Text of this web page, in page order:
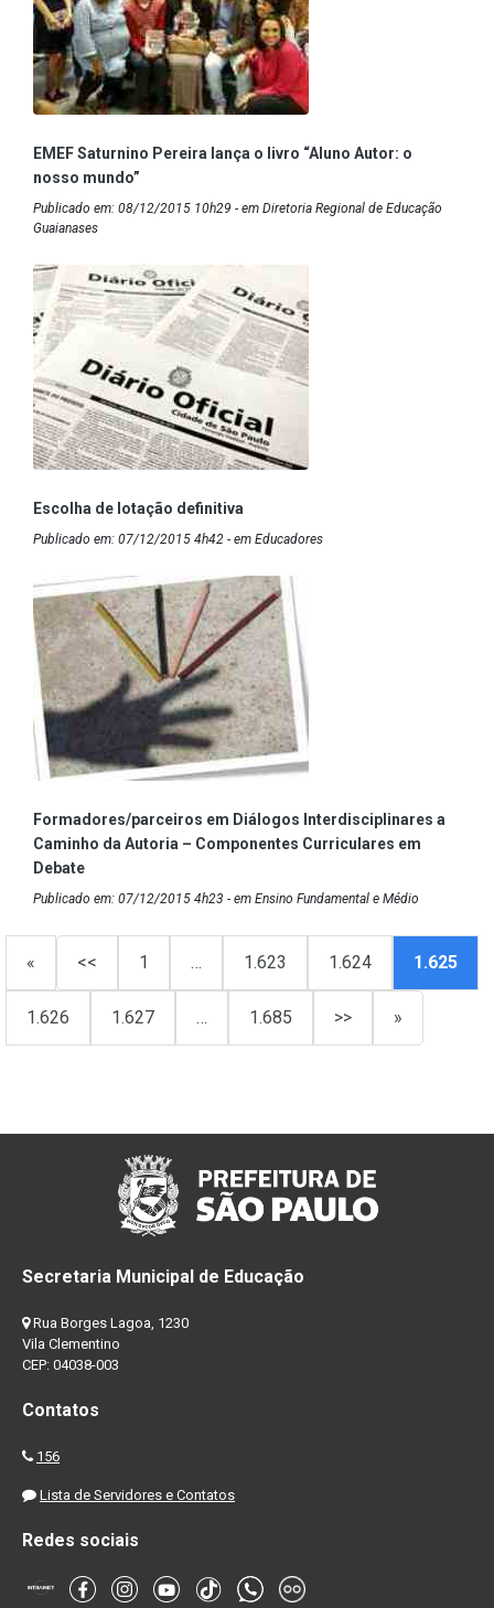
EMEF Saturnino Pereira lança o livro “Aluno Autor: o
nosso mundo”
Publicado em: 08/12/2015 10h29 - em Diretoria Regional de Educação
Guaianases
Escolha de lotação definitiva
Publicado em: 07/12/2015 4h42 - em Educadores
Formadores/parceiros em Diálogos Interdisciplinares a
Caminho da Autoria – Componentes Curriculares em
Debate
Publicado em: 07/12/2015 4h23 - em Ensino Fundamental e Médio
« << 1 … 1.623 1.624 1.625
1.626 1.627 … 1.685 >> »
Secretaria Municipal de Educação
Rua Borges Lagoa, 1230
Vila Clementino
CEP: 04038-003
Contatos
156
Lista de Servidores e Contatos
Redes sociais